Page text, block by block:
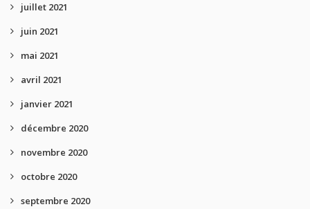
juillet 2021
juin 2021
mai 2021
avril 2021
janvier 2021
décembre 2020
novembre 2020
octobre 2020
septembre 2020